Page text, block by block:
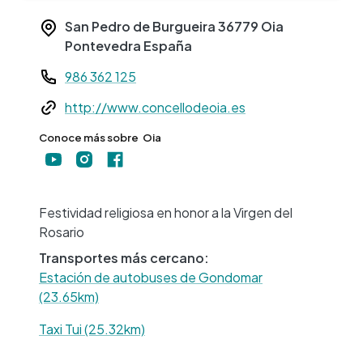
San Pedro de Burgueira36779 Oia
Pontevedra España
Teléfono
986 362 125
Webhttp://www.concellodeoia.es
Conoce más sobre Oia
Festividad religiosa en honor a la Virgen del
Rosario
Transportes más cercano:
Estación de autobuses de Gondomar
(23.65km)
Taxi Tui (25.32km)